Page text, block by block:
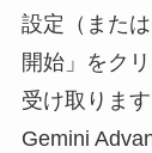
設定（また
開始」をク
受け取りま
Gemini